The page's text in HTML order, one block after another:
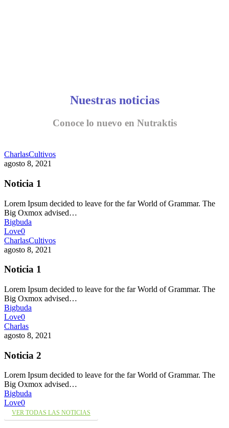
Nuestras noticias
Conoce lo nuevo en Nutraktis
CharlasCultivos
agosto 8, 2021
Noticia 1
Lorem Ipsum decided to leave for the far World of Grammar. The
Big Oxmox advised…
Bigbuda
Love0
CharlasCultivos
agosto 8, 2021
Noticia 1
Lorem Ipsum decided to leave for the far World of Grammar. The
Big Oxmox advised…
Bigbuda
Love0
Charlas
agosto 8, 2021
Noticia 2
Lorem Ipsum decided to leave for the far World of Grammar. The
Big Oxmox advised…
Bigbuda
Love0
VER TODAS LAS NOTICIAS